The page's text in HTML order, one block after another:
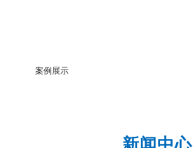
案例展示
新闻中心